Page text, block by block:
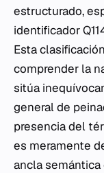
estructurado,
identificador
Esta
comprender la
sitúa
general de
presencia del
es meramente
ancla